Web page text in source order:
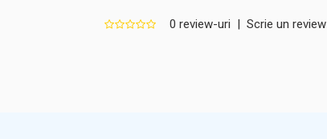
0 review-uri | Scrie un review